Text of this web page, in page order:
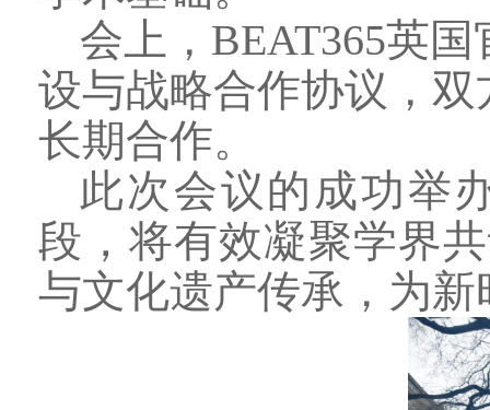
会上，BEAT365英
设与战略合作协议，
长期合作。
此次会议的成功举
段 ，将有效凝聚学界
与文化遗产传承，为